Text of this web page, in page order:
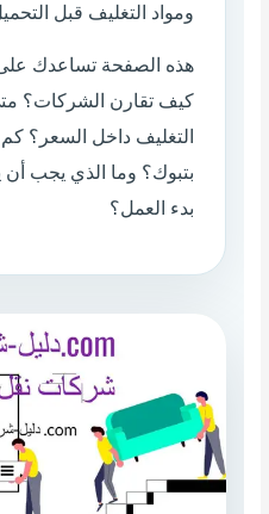
ومواد التغليف قبل
هذه الصفحة تساعدك
كيف تقارن الشركات؟
التغليف داخل السعر؟
بتبوك؟ وما الذي يجب أن
بدء العمل؟